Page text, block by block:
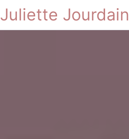
Juliette Jourdain